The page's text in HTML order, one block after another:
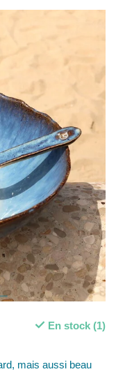
En stock (1)
mais aussi beau